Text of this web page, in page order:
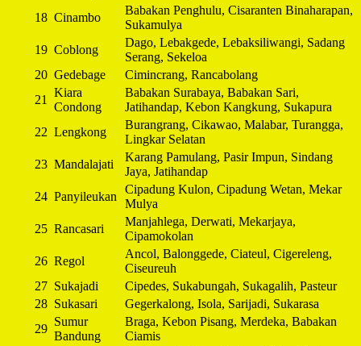
18 Cinambo
Babakan Penghulu, Cisaranten Binaharapan,
Sukamulya
19 Coblong
Dago, Lebakgede, Lebaksiliwangi, Sadang
Serang, Sekeloa
20 Gedebage
Cimincrang, Rancabolang
21
Kiara
Condong
Babakan Surabaya, Babakan Sari,
Jatihandap, Kebon Kangkung, Sukapura
22 Lengkong
Burangrang, Cikawao, Malabar, Turangga,
Lingkar Selatan
23 Mandalajati
Karang Pamulang, Pasir Impun, Sindang
Jaya, Jatihandap
24 Panyileukan
Cipadung Kulon, Cipadung Wetan, Mekar
Mulya
25 Rancasari
Manjahlega, Derwati, Mekarjaya,
Cipamokolan
26 Regol
Ancol, Balonggede, Ciateul, Cigereleng,
Ciseureuh
27 Sukajadi
Cipedes, Sukabungah, Sukagalih, Pasteur
28 Sukasari
Gegerkalong, Isola, Sarijadi, Sukarasa
29
Sumur
Bandung
Braga, Kebon Pisang, Merdeka, Babakan
Ciamis